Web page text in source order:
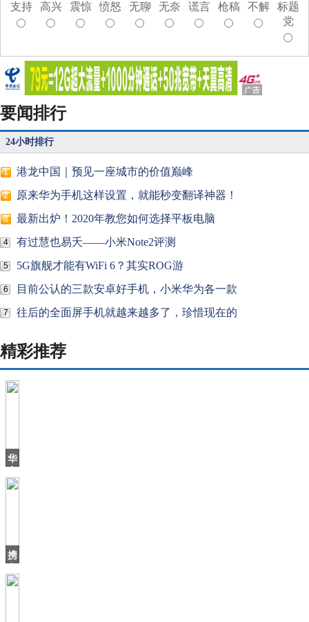
支持 高兴 震惊 愤怒 无聊 无奈 谎言 枪稿 不解
标题
党
要闻排行
24小时排行
1 港龙中国｜预见一座城市的价值巅峰
2 原来华为手机这样设置，就能秒变翻译神器！
3 最新出炉！2020年教您如何选择平板电脑
4 有过慧也易夭——小米Note2评测
5 5G旗舰才能有WiFi 6？其实ROG游
6 目前公认的三款安卓好手机，小米华为各一款
7 往后的全面屏手机就越来越多了，珍惜现在的
精彩推荐
华
退
年，
之
携
方